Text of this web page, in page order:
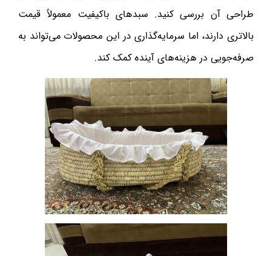
طراحی آن بررسی کنید. سبدهای باکیفیت معمولاً قیمت
بالاتری دارند، اما سرمایه‌گذاری در این محصولات می‌تواند به
صرفه‌جویی در هزینه‌های آینده کمک کند.